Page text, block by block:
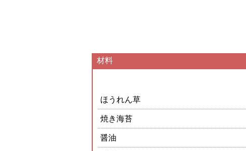
材料
ほうれん草
焼き海苔
醤油